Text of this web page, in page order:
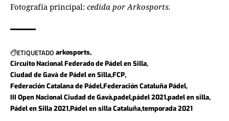
Fotografía principal: cedida por Arkosports.
ETIQUETADO arkosports
Circuito Nacional Federado de Pádel en Silla
Ciudad de Gavà de Pádel en SillaFCP
Federación Catalana de PádelFederación Cataluña Pádel
III Open Nacional Ciudad de Gavàpadelpádel 2021padel en silla
Pádel en Silla 2021Pádel en silla Cataluñatemporada 2021